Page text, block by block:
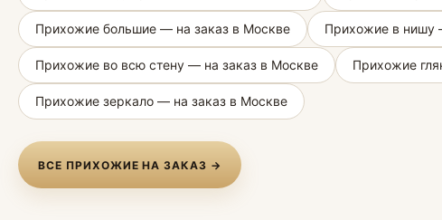
Прихожие большие — на заказ в Москве Прихожие в нишу
Прихожие во всю стену — на заказ в Москве Прихожие
Прихожие зеркало — на заказ в Москве
ВСЕ ПРИХОЖИЕ НА ЗАКАЗ →